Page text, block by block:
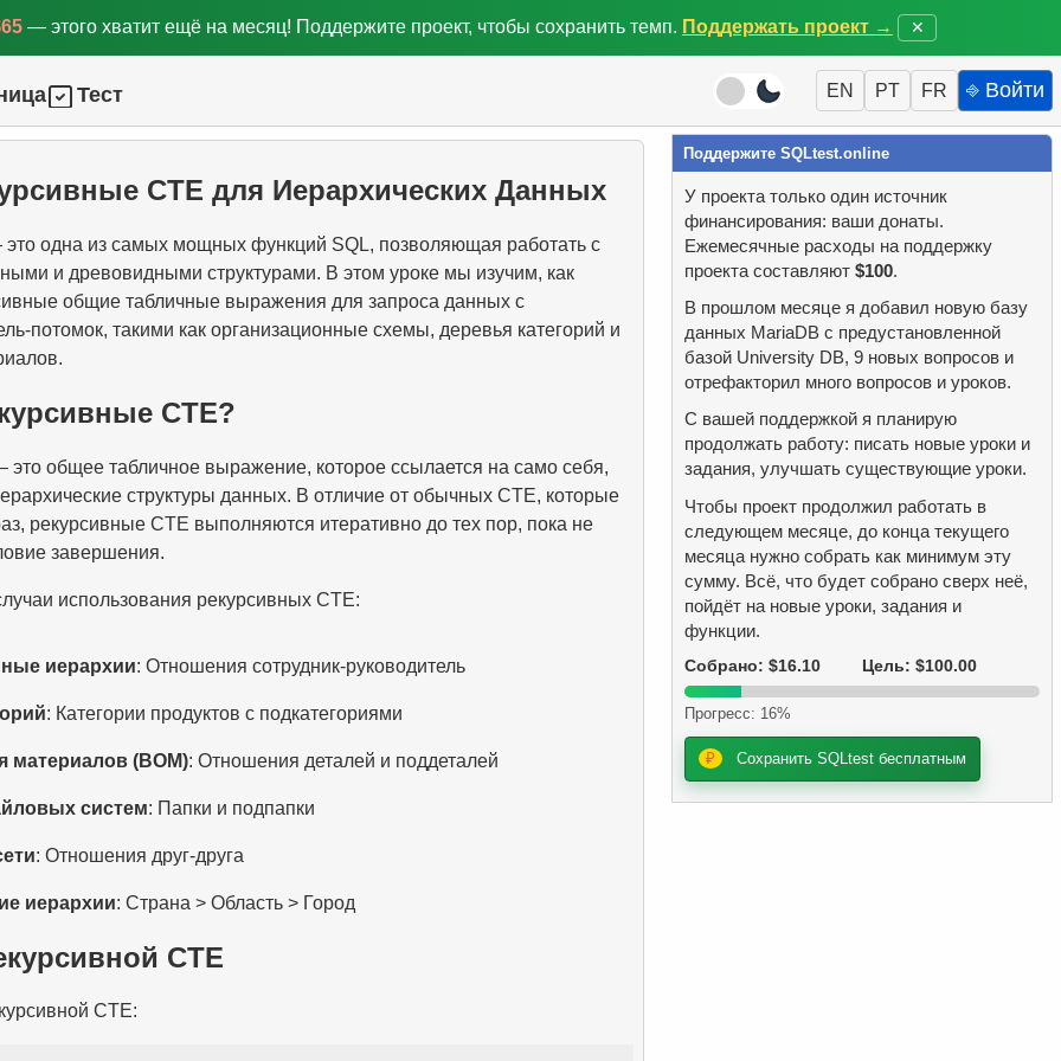
— этого хватит ещё на месяц! Поддержите проект, чтобы сохранить темп. Поддержать проект → ✕
Тест EN PT FR ⎆ Войти
CTE для Иерархических Данных
одна из самых мощных функций SQL, позволяющая работать с
и древовидными структурами. В этом уроке мы изучим, как
общие табличные выражения для запроса данных с
потомок, такими как организационные схемы, деревья категорий и
CTE?
это общее табличное выражение, которое ссылается на само себя,
структуры данных. В отличие от обычных CTE, которые
рекурсивные CTE выполняются итеративно до тех пор, пока не
завершения.
использования рекурсивных CTE:
иерархии: Отношения сотрудник-руководитель
: Категории продуктов с подкатегориями
материалов (BOM): Отношения деталей и поддеталей
систем: Папки и подпапки
: Отношения друг-друга
иерархии: Страна > Область > Город
CTE
CTE:
Поддержите SQLtest.online
У проекта только один источник
финансирования: ваши донаты.
Ежемесячные расходы на поддержку
проекта составляют $100.
В прошлом месяце я добавил новую базу
данных MariaDB с предустановленной
базой University DB, 9 новых вопросов и
отрефакторил много вопросов и уроков.
С вашей поддержкой я планирую
продолжать работу: писать новые уроки и
задания, улучшать существующие уроки.
Чтобы проект продолжил работать в
следующем месяце, до конца текущего
месяца нужно собрать как минимум эту
сумму. Всё, что будет собрано сверх неё,
пойдёт на новые уроки, задания и
функции.
Собрано: $16.10
Цель: $100.00
Прогресс: 16%
₽ Сохранить SQLtest бесплатным